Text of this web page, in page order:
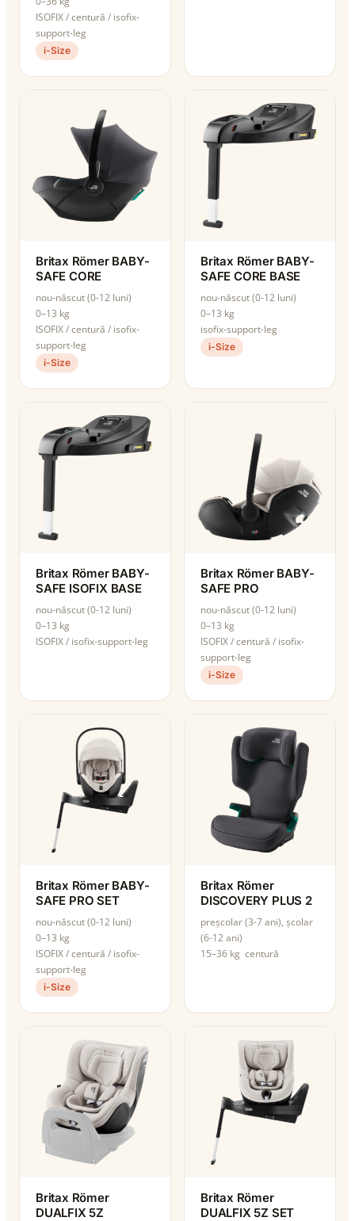
ISOFIX / centură / isofix-
support-leg
i-Size
Britax Römer BABY-
SAFE CORE
nou-născut (0-12 luni)
0–13 kg
ISOFIX / centură / isofix-
support-leg
i-Size
Britax Römer BABY-
SAFE CORE BASE
nou-născut (0-12 luni)
0–13 kg
isofix-support-leg
i-Size
Britax Römer BABY-
SAFE ISOFIX BASE
nou-născut (0-12 luni)
0–13 kg
ISOFIX / isofix-support-leg
Britax Römer BABY-
SAFE PRO
nou-născut (0-12 luni)
0–13 kg
ISOFIX / centură / isofix-
support-leg
i-Size
Britax Römer BABY-
SAFE PRO SET
nou-născut (0-12 luni)
0–13 kg
ISOFIX / centură / isofix-
support-leg
i-Size
Britax Römer
DISCOVERY PLUS 2
preșcolar (3-7 ani), școlar
(6-12 ani)
15–36 kg centură
Britax Römer
DUALFIX 5Z
Britax Römer
DUALFIX 5Z SET